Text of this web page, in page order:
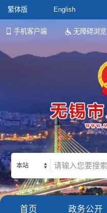
繁体版 English
手机客户端 无障碍浏览
本站
首页 政务公开